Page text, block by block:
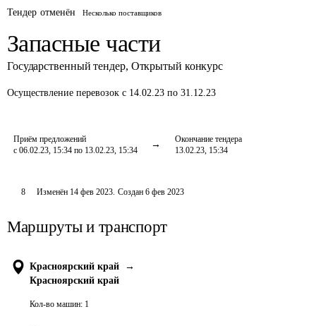
Тендер отменён Несколько поставщиков
Запасные части
Государственный тендер, Открытый конкурс
Осуществление перевозок с 14.02.23 по 31.12.23
Приём предложений
с 06.02.23, 15:34 по 13.02.23, 15:34
Окончание тендера
13.02.23, 15:34
8 Изменён 14 фев 2023. Создан 6 фев 2023
Маршруты и транспорт
Красноярский край
→
Красноярский край
Кол-во машин: 1